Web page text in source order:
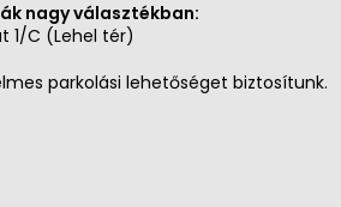
nagy választékban:
1/C (Lehel tér)
parkolási lehetőséget biztosítunk.